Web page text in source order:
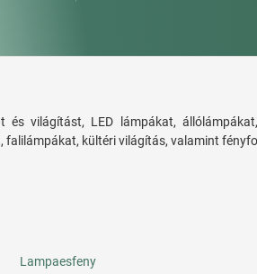
és világítást, LED lámpákat,
falilámpákat, kültéri világítás, valamint
Lampaesfeny